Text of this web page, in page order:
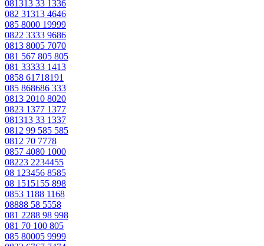
081313 33 1336
082 31313 4646
085 8000 19999
0822 3333 9686
0813 8005 7070
081 567 805 805
081 33333 1413
0858 61718191
085 868686 333
0813 2010 8020
0823 1377 1377
081313 33 1337
0812 99 585 585
0812 70 7778
0857 4080 1000
08223 2234455
08 123456 8585
08 1515155 898
0853 1188 1168
08888 58 5558
081 2288 98 998
081 70 100 805
085 80005 9999